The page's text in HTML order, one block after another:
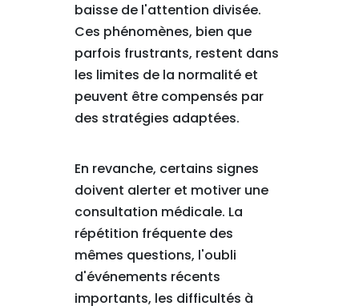
baisse de l'attention divisée.
Ces phénomènes, bien que
parfois frustrants, restent dans
les limites de la normalité et
peuvent être compensés par
des stratégies adaptées.
En revanche, certains signes
doivent alerter et motiver une
consultation médicale. La
répétition fréquente des
mêmes questions, l'oubli
d'événements récents
importants, les difficultés à